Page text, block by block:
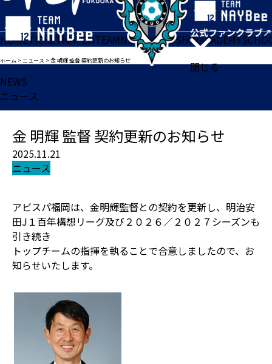
閉じる
HOMETICKETMATCHTEAMNEWSGOODSFANACADEMY
ホーム >ニュース >金 明輝 監督 契約更新のお知らせ
NEWS
ニュース
金 明輝 監督 契約更新のお知らせ
2025.11.21
ニュース
アビスパ福岡は、金明輝監督との契約を更新し、明治安
田J１百年構想リーグ及び２０２６／２０２７シーズンも
引き続き
トップチームの指揮を執ることで合意しましたので、お
知らせいたします。